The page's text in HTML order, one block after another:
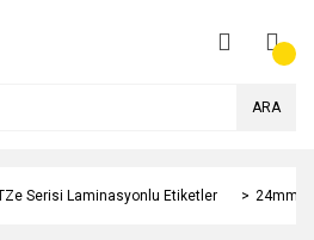
ARA
Serisi Laminasyonlu Etiketler 24mm